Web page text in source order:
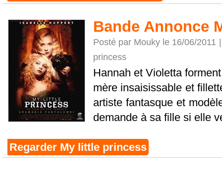
Bande Annonce
Posté par Mouky le 16/06/2011
princess
Hannah et Violetta
mère insaisissable et
artiste fantasque et
demande à sa fille si elle
Regarder My little princess